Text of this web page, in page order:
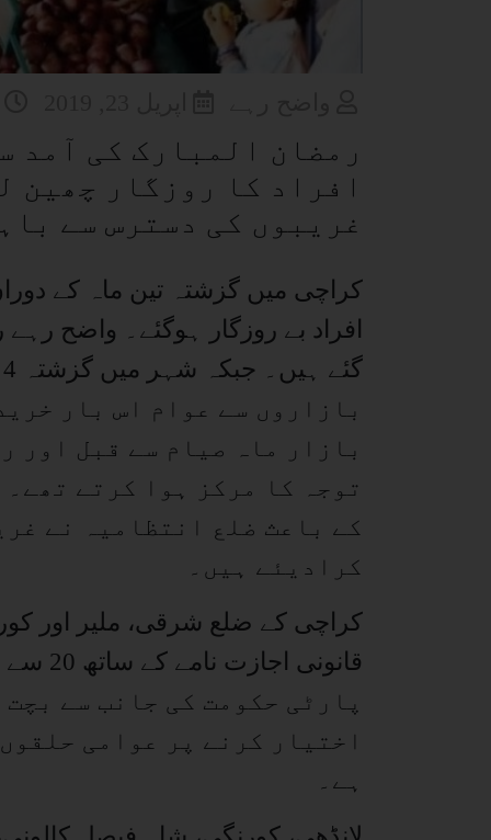
رمضان المبارک کی آمد
افراد کا روزگار چھین
غریبوں کی دسترس سے
افراد بے روزگار ہوگئے۔ واضح
بازاروں سے عوام اس بار
بازار ماہ صیام سے قبل اور
توجہ کا مرکز ہوا کرتے
کے باعث ضلع انتظامیہ نے
کرادیئے ہیں۔
کراچی کے ضلع شرقی، ملیر اور
پارٹی حکومت کی جانب سے
اختیار کرنے پر عوامی
ہے۔